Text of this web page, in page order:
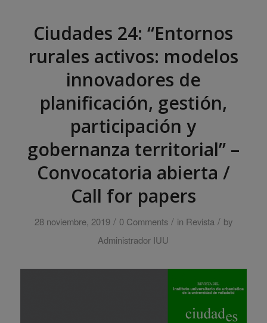
Ciudades 24: “Entornos
rurales activos: modelos
innovadores de
planificación, gestión,
participación y
gobernanza territorial” –
Convocatoria abierta /
Call for papers
28 noviembre, 2019 / 0 Comments / in Revista / by
Administrador IUU